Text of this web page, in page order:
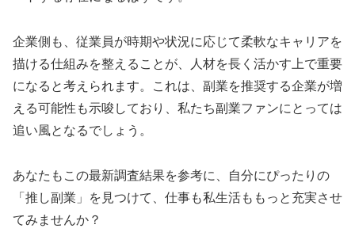
企業側も、従業員が時期や状況に応じて柔軟なキャリアを
描ける仕組みを整えることが、人材を長く活かす上で重要
になると考えられます。これは、副業を推奨する企業が増
える可能性も示唆しており、私たち副業ファンにとっては
追い風となるでしょう。
あなたもこの最新調査結果を参考に、自分にぴったりの
「推し副業」を見つけて、仕事も私生活ももっと充実させ
てみませんか？